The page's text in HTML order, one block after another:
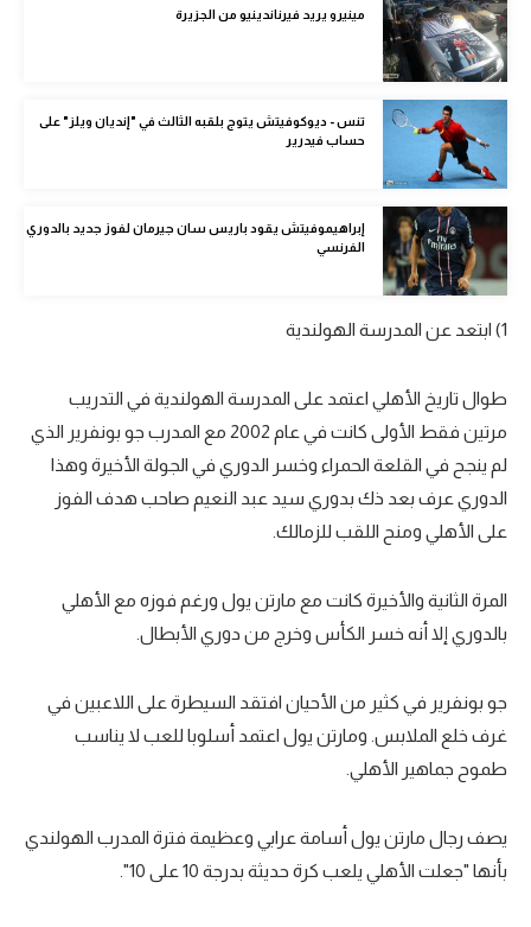
كرة السلة الأمريكية
كرة سلة
كرة يد
كرة طائرة
الوطن العربي
في المونديال
رياضة نسائية
أمريكا
ركن الألعاب
أقسام خاصة
ميركاتو
تقرير في الجول
تحليل في الجول
كويز في الجول
مينيرو يريد فيرناندينيو من الجزيرة
تنس - ديوكوفيتش يتوج بلقبه الثالث في "إنديان ويلز" على
حساب فيدرير
إبراهيموفيتش يقود باريس سان جيرمان لفوز جديد بالدوري
الفرنسي
1) ابتعد عن المدرسة الهولندية
طوال تاريخ الأهلي اعتمد على المدرسة الهولندية في التدريب
مرتين فقط الأولى كانت في عام 2002 مع المدرب جو بونفرير الذي
لم ينجح في القلعة الحمراء وخسر الدوري في الجولة الأخيرة وهذا
الدوري عرف بعد ذك بدوري سيد عبد النعيم صاحب هدف الفوز
على الأهلي ومنح اللقب للزمالك.
المرة الثانية والأخيرة كانت مع مارتن يول ورغم فوزه مع الأهلي
بالدوري إلا أنه خسر الكأس وخرج من دوري الأبطال.
جو بونفرير في كثير من الأحيان افتقد السيطرة على اللاعبين في
غرف خلع الملابس. ومارتن يول اعتمد أسلوبا للعب لا يناسب
طموح جماهير الأهلي.
يصف رجال مارتن يول أسامة عرابي وعظيمة فترة المدرب الهولندي
بأنها "جعلت الأهلي يلعب كرة حديثة بدرجة 10 على 10".